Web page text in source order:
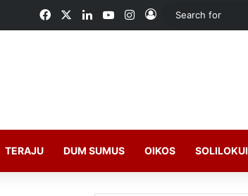
FacebookLinkedInYouTubeInstagram
Log In
TERAJU DUM SUMUS OIKOS SOLILOKUI